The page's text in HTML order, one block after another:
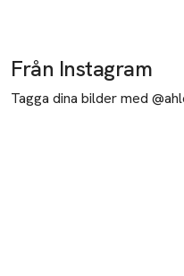
Från Instagram
Tagga dina bilder med